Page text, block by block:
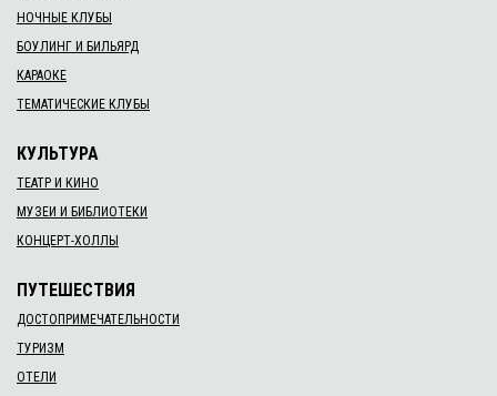
НОЧНЫЕ КЛУБЫ
БОУЛИНГ И БИЛЬЯРД
КАРАОКЕ
ТЕМАТИЧЕСКИЕ КЛУБЫ
КУЛЬТУРА
ТЕАТР И КИНО
МУЗЕИ И БИБЛИОТЕКИ
КОНЦЕРТ-ХОЛЛЫ
ПУТЕШЕСТВИЯ
ДОСТОПРИМЕЧАТЕЛЬНОСТИ
ТУРИЗМ
ОТЕЛИ